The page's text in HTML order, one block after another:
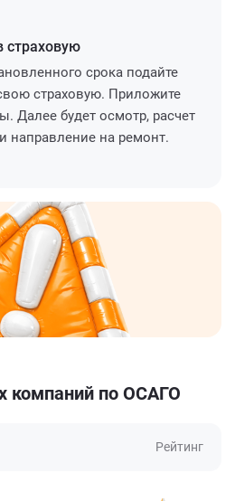
страховую
срока подайте
страховую. Приложите
Далее будет осмотр, расчет
направление на ремонт.
компаний по ОСАГО
Рейтинг